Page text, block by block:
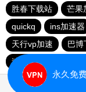
胜春下载站
芒果
quickq
ins加速器
天行vp加速
巴博
速帆加速器
永久免